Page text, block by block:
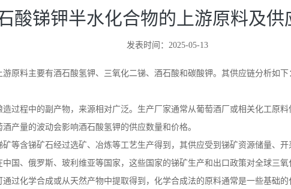
酸锑钾半水化合物的上游原料及供
发表时间：2025-05-13
原料主要有酒石酸氢钾、三氧化二锑、酒石酸和碳酸钾。其供应链分析如下
过程中的副产物，来源相对广泛。生产厂家通常从葡萄酒厂或相关化工原
产量的波动会影响酒石酸氢钾的供应数量和价格。
等含锑矿石经过选矿、冶炼等工艺生产得到，其供应受到锑矿资源储量、
国、俄罗斯、玻利维亚等国家，这些国家的锑矿生产和出口政策对全球三氧
过化学合成或从天然产物中提取得到，化学合成法的原料通常是一些基础